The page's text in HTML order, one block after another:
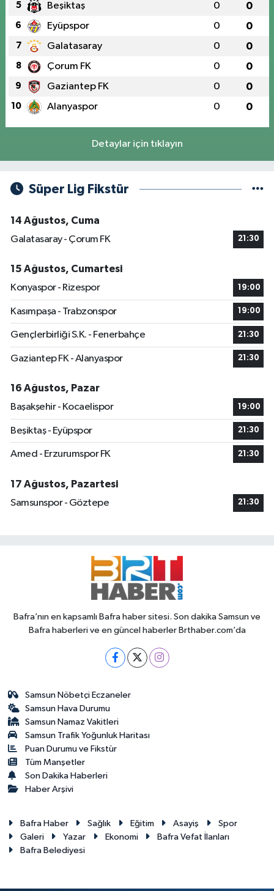
5 Beşiktaş 0 0
6 Eyüpspor 0 0
7 Galatasaray 0 0
8 Çorum FK 0 0
9 Gaziantep FK 0 0
10 Alanyaspor 0 0
Detaylar için tıklayın
Süper Lig Fikstür
14 Ağustos, Cuma
Galatasaray - Çorum FK
21:30
15 Ağustos, Cumartesi
Konyaspor - Rizespor
19:00
Kasımpaşa - Trabzonspor 19:00
Gençlerbirliği S.K. - Fenerbahçe 21:30
Gaziantep FK - Alanyaspor 21:30
16 Ağustos, Pazar
Başakşehir - Kocaelispor
19:00
Beşiktaş - Eyüpspor 21:30
Amed - Erzurumspor FK 21:30
17 Ağustos, Pazartesi
Samsunspor - Göztepe
21:30
Bafra’nın en kapsamlı Bafra haber sitesi. Son dakika Samsun ve
Bafra haberleri ve en güncel haberler Brthaber.com’da
Samsun Nöbetçi Eczaneler
Samsun Hava Durumu
Samsun Namaz Vakitleri
Samsun Trafik Yoğunluk Haritası
Puan Durumu ve Fikstür
Tüm Manşetler
Son Dakika Haberleri
Haber Arşivi
Bafra Haber Sağlık Eğitim Asayiş
Spor
Galeri
Yazar Ekonomi
Bafra Vefat İlanları
Bafra Belediyesi